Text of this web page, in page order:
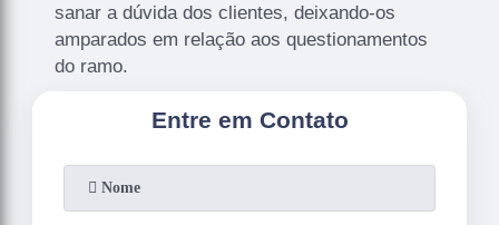
sanar a dúvida dos clientes, deixando-os
amparados em relação aos questionamentos
do ramo.
Entre em Contato